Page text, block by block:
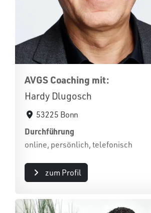
AVGS Coaching mit:
Hardy Dlugosch
53225 Bonn
Durchführung
online, persönlich, telefonisch
zum Profil